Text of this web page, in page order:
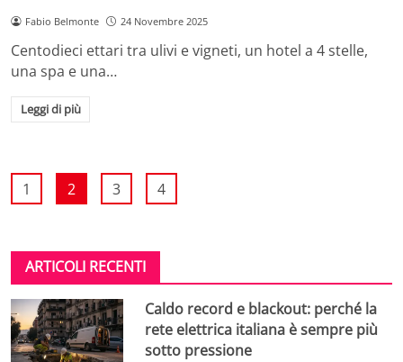
Fabio Belmonte 24 Novembre 2025
Centodieci ettari tra ulivi e vigneti, un hotel a 4 stelle,
una spa e una…
Leggi di più
1 2 3 4
ARTICOLI RECENTI
Caldo record e blackout: perché la
rete elettrica italiana è sempre più
sotto pressione